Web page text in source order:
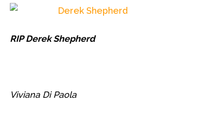
RIP Derek Shepherd
Viviana Di Paola